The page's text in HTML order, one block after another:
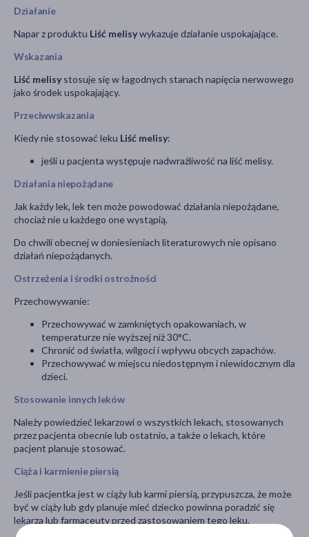
Działanie
Napar z produktu Liść melisywykazuje działanie uspokajające.
Wskazania
Liść melisy stosuje się w łagodnych stanach napięcia nerwowego
jako środek uspokajający.
Przeciwwskazania
Kiedy nie stosować leku Liść melisy:
jeśli u pacjenta występuje nadwrażliwość na liść melisy.
Działania niepożądane
Jak każdy lek, lek ten może powodować działania niepożądane,
chociaż nie u każdego one wystąpią.
Do chwili obecnej w doniesieniach literaturowych nie opisano
działań niepożądanych.
Ostrzeżenia i środki ostrożności
Przechowywanie:
Przechowywać w zamkniętych opakowaniach, w
temperaturze nie wyższej niż30°C.
Chronić od światła, wilgoci i wpływu obcych zapachów.
Przechowywać w miejscu niedostępnym i niewidocznym dla
dzieci.
Stosowanie innych leków
Należy powiedzieć lekarzowi o wszystkich lekach, stosowanych
przez pacjenta obecnie lub ostatnio, a także o lekach, które
pacjent planuje stosować.
Ciąża i karmienie piersią
Jeśli pacjentka jest w ciąży lub karmi piersią, przypuszcza, że może
być w ciąży lub gdy planuje mieć dziecko powinna poradzić się
lekarza lub farmaceuty przed zastosowaniem tego leku.